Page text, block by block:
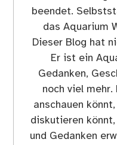
beendet.
das Aquarium
Dieser Blog hat
Er ist ein
Gedanken,
noch viel
anschauen
diskutieren
und Gedanken